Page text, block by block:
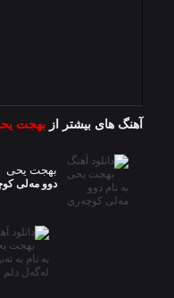
آهنگ های بیشتر از بهجت
بهجت یحی
دوو مەلی